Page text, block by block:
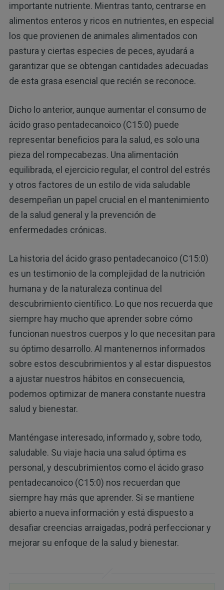
importante nutriente. Mientras tanto, centrarse en
alimentos enteros y ricos en nutrientes, en especial
los que provienen de animales alimentados con
pastura y ciertas especies de peces, ayudará a
garantizar que se obtengan cantidades adecuadas
de esta grasa esencial que recién se reconoce.
Dicho lo anterior, aunque aumentar el consumo de
ácido graso pentadecanoico (C15:0) puede
representar beneficios para la salud, es solo una
pieza del rompecabezas. Una alimentación
equilibrada, el ejercicio regular, el control del estrés
y otros factores de un estilo de vida saludable
desempeñan un papel crucial en el mantenimiento
de la salud general y la prevención de
enfermedades crónicas.
La historia del ácido graso pentadecanoico (C15:0)
es un testimonio de la complejidad de la nutrición
humana y de la naturaleza continua del
descubrimiento científico. Lo que nos recuerda que
siempre hay mucho que aprender sobre cómo
funcionan nuestros cuerpos y lo que necesitan para
su óptimo desarrollo. Al mantenernos informados
sobre estos descubrimientos y al estar dispuestos
a ajustar nuestros hábitos en consecuencia,
podemos optimizar de manera constante nuestra
salud y bienestar.
Manténgase interesado, informado y, sobre todo,
saludable. Su viaje hacia una salud óptima es
personal, y descubrimientos como el ácido graso
pentadecanoico (C15:0) nos recuerdan que
siempre hay más que aprender. Si se mantiene
abierto a nueva información y está dispuesto a
desafiar creencias arraigadas, podrá perfeccionar y
mejorar su enfoque de la salud y bienestar.